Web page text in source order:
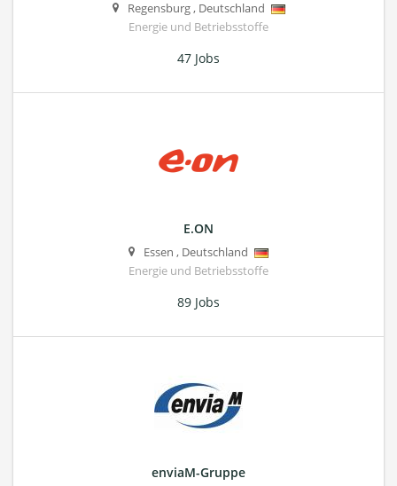
Regensburg, Deutschland
Energie und Betriebsstoffe
47 Jobs
E.ON
Essen , Deutschland
Energie und Betriebsstoffe
89 Jobs
enviaM-Gruppe